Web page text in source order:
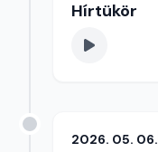
Hírtükör
2026. 05. 06.